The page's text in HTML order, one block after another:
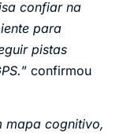
confiar na
para
pistas
” confirmou
mapa cognitivo,